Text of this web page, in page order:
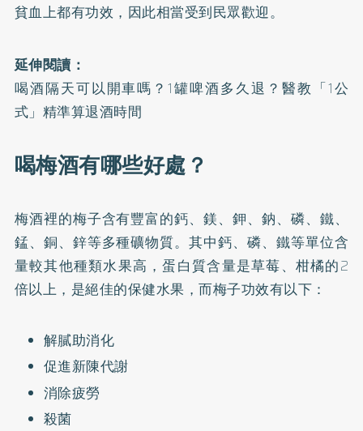
貧血上都有功效，因此相當受到民眾歡迎。
延伸閱讀：
喝酒隔天可以開車嗎？1罐啤酒多久退？醫教「1公
式」精準算退酒時間
喝梅酒有哪些好處？
梅酒裡的梅子含有豐富的鈣、鎂、鉀、鈉、磷、鐵、
錳、銅、鋅等多種礦物質。其中鈣、磷、鐵等單位含
量較其他種類水果高，蛋白質含量是草莓、柑橘的2
倍以上，是絕佳的保健水果，而梅子功效有以下：
解膩助消化
促進新陳代謝
消除疲勞
殺菌